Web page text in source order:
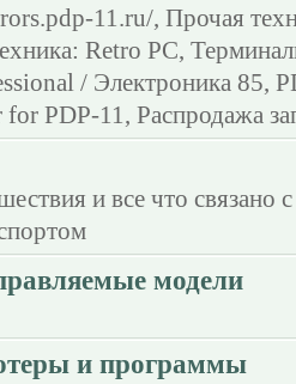
11.ru/, Прочая
Retro PC,
/ Электроника 85,
PDP-11 , Распродажа
и все что связано с
модели
и программы